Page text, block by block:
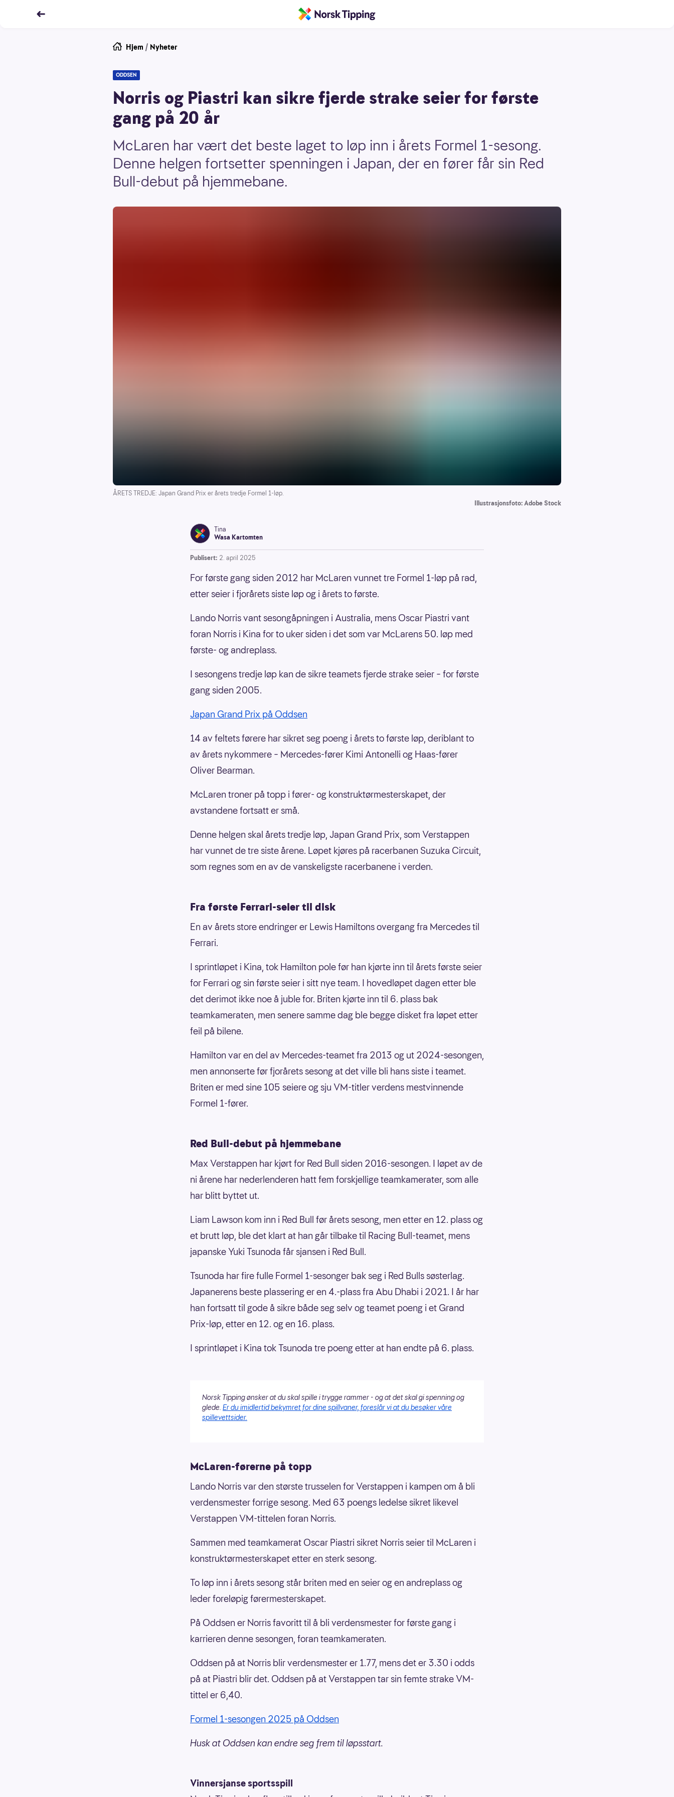
Hjem / Nyheter
ODDSEN
Norris og Piastri kan sikre fjerde strake seier for første
gang på 20 år
McLaren har vært det beste laget to løp inn i årets Formel 1-sesong.
Denne helgen fortsetter spenningen i Japan, der en fører får sin Red
Bull-debut på hjemmebane.
ÅRETS TREDJE: Japan Grand Prix er årets tredje Formel 1-løp.
Illustrasjonsfoto: Adobe Stock
Tina
Wasa Kartomten
Publisert: 2. april 2025
For første gang siden 2012 har McLaren vunnet tre Formel 1-løp på rad,
etter seier i fjorårets siste løp og i årets to første.
Lando Norris vant sesongåpningen i Australia, mens Oscar Piastri vant
foran Norris i Kina for to uker siden i det som var McLarens 50. løp med
første- og andreplass.
I sesongens tredje løp kan de sikre teamets fjerde strake seier – for første
gang siden 2005.
Japan Grand Prix på Oddsen
14 av feltets førere har sikret seg poeng i årets to første løp, deriblant to
av årets nykommere – Mercedes-fører Kimi Antonelli og Haas-fører
Oliver Bearman.
McLaren troner på topp i fører- og konstruktørmesterskapet, der
avstandene fortsatt er små.
Denne helgen skal årets tredje løp, Japan Grand Prix, som Verstappen
har vunnet de tre siste årene. Løpet kjøres på racerbanen Suzuka Circuit,
som regnes som en av de vanskeligste racerbanene i verden.
Fra første Ferrari-seier til disk
En av årets store endringer er Lewis Hamiltons overgang fra Mercedes til
Ferrari.
I sprintløpet i Kina, tok Hamilton pole før han kjørte inn til årets første seier
for Ferrari og sin første seier i sitt nye team. I hovedløpet dagen etter ble
det derimot ikke noe å juble for. Briten kjørte inn til 6. plass bak
teamkameraten, men senere samme dag ble begge disket fra løpet etter
feil på bilene.
Hamilton var en del av Mercedes-teamet fra 2013 og ut 2024-sesongen,
men annonserte før fjorårets sesong at det ville bli hans siste i teamet.
Briten er med sine 105 seiere og sju VM-titler verdens mestvinnende
Formel 1-fører.
Red Bull-debut på hjemmebane
Max Verstappen har kjørt for Red Bull siden 2016-sesongen. I løpet av de
ni årene har nederlenderen hatt fem forskjellige teamkamerater, som alle
har blitt byttet ut.
Liam Lawson kom inn i Red Bull før årets sesong, men etter en 12. plass og
et brutt løp, ble det klart at han går tilbake til Racing Bull-teamet, mens
japanske Yuki Tsunoda får sjansen i Red Bull.
Tsunoda har fire fulle Formel 1-sesonger bak seg i Red Bulls søsterlag.
Japanerens beste plassering er en 4.-plass fra Abu Dhabi i 2021. I år har
han fortsatt til gode å sikre både seg selv og teamet poeng i et Grand
Prix-løp, etter en 12. og en 16. plass.
I sprintløpet i Kina tok Tsunoda tre poeng etter at han endte på 6. plass.
Norsk Tipping ønsker at du skal spille i trygge rammer - og at det skal gi spenning og
glede. Er du imidlertid bekymret for dine spillvaner, foreslår vi at du besøker våre
spillevettsider.
McLaren-førerne på topp
Lando Norris var den største trusselen for Verstappen i kampen om å bli
verdensmester forrige sesong. Med 63 poengs ledelse sikret likevel
Verstappen VM-tittelen foran Norris.
Sammen med teamkamerat Oscar Piastri sikret Norris seier til McLaren i
konstruktørmesterskapet etter en sterk sesong.
To løp inn i årets sesong står briten med en seier og en andreplass og
leder foreløpig førermesterskapet.
På Oddsen er Norris favoritt til å bli verdensmester for første gang i
karrieren denne sesongen, foran teamkameraten.
Oddsen på at Norris blir verdensmester er 1.77, mens det er 3.30 i odds
på at Piastri blir det. Oddsen på at Verstappen tar sin femte strake VM-
tittel er 6,40.
Formel 1-sesongen 2025 på Oddsen
Husk at Oddsen kan endre seg frem til løpsstart.
Vinnersjanse sportsspill